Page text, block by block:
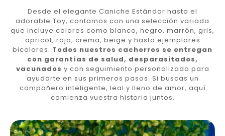
Desde el elegante Caniche Estándar hasta el
adorable Toy, contamos con una selección variada
que incluye colores como blanco, negro, marrón, gris,
apricot, rojo, crema, beige y hasta ejemplares
bicolores. Todos nuestros cachorros se entregan
con garantías de salud, desparasitados,
vacunados y con seguimiento personalizado para
ayudarte en sus primeros pasos. Si buscas un
compañero inteligente, leal y lleno de amor, aquí
comienza vuestra historia juntos.